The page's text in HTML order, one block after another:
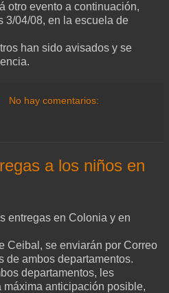
otro evento a continuación,
3/04/08, en la escuela de
han sido avisados y se
No hay comentarios:
a los niños en
entregas en Colonia y en
Ceibal, se enviarán por Correo
de ambos departamentos.
departamentos, les
anticipación posible,